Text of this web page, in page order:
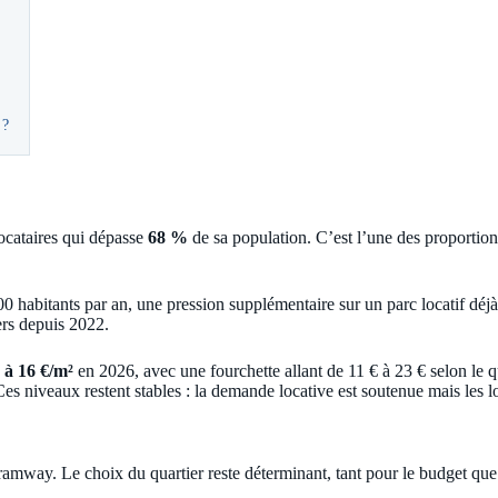
qui dépasse 68 % de sa population. C’est l’une des
habitants par an, une pression supplémentaire sur un parc locatif
depuis 2022.
à 16 €/m² en 2026, avec une fourchette allant de 11 € à 23 € selon
niveaux restent stables : la demande locative est soutenue mais les
Le choix du quartier reste déterminant, tant pour le budget